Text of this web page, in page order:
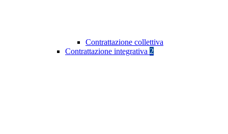
Contrattazione collettiva
Contrattazione integrativa 2